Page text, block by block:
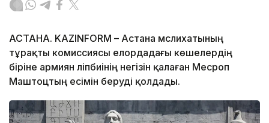
АСТАНА. KAZINFORM – Астана мәслихатының
тұрақты комиссиясы елордадағы көшелердің
біріне армиян әліпбиінің негізін қалаған Месроп
Маштоцтың есімін беруді қолдады.